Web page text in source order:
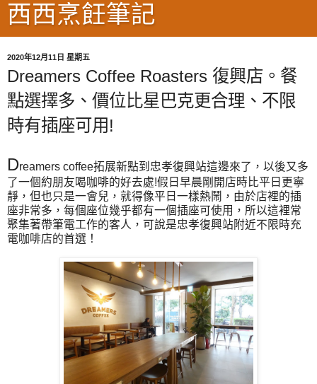
西西烹飪筆記
2020年12月11日 星期五
Dreamers Coffee Roasters 復興店。餐
點選擇多、價位比星巴克更合理、不限
時有插座可用!
Dreamers coffee拓展新點到忠孝復興站這邊來了，以後又多
了一個約朋友喝咖啡的好去處!假日早晨剛開店時比平日更寧
靜，但也只是一會兒，就得像平日一樣熱鬧，由於店裡的插
座非常多，每個座位幾乎都有一個插座可使用，所以這裡常
聚集著帶筆電工作的客人，可說是忠孝復興站附近不限時充
電咖啡店的首選！